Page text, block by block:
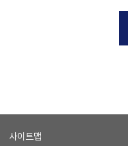
사이트맵